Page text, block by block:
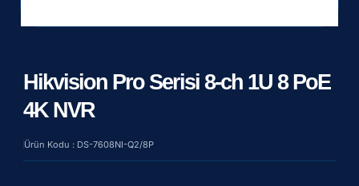
Hikvision Pro Serisi 8-ch 1U 8 PoE
4K NVR
Ürün Kodu : DS-7608NI-Q2/8P